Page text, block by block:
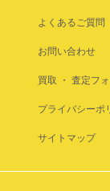
よくあるご質問
お問い合わせ
買取 ・ 査定フ
プライバシーポ
サイトマップ